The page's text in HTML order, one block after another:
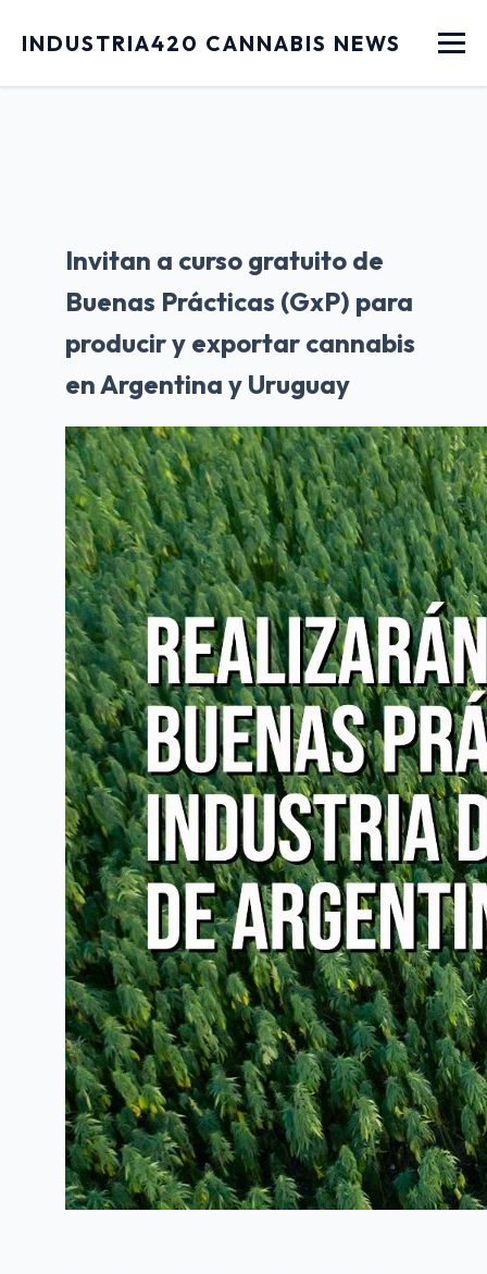
INDUSTRIA420 CANNABIS NEWS Menu
Invitan a curso gratuito de
Buenas Prácticas (GxP) para
producir y exportar cannabis
en Argentina y Uruguay